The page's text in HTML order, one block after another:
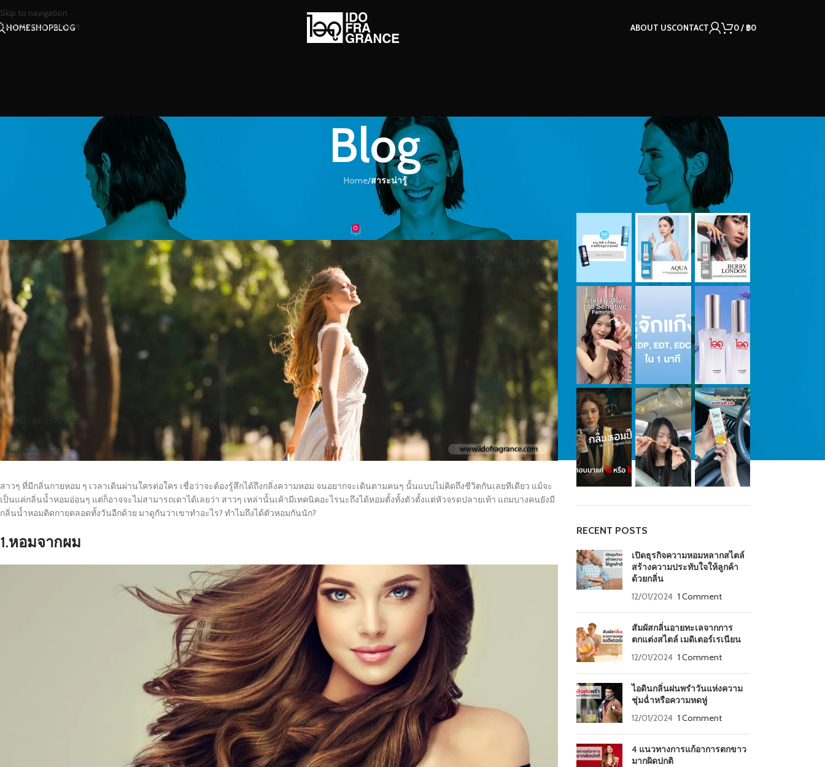
Skip to navigation
Skip to main content
HOMESHOPBLOG ABOUT USCONTACT 0/ ฿0
Blog
Home/สาระน่ารู้
อยากเป็นสาวตัวหอมตลอดทั้งวัน ตั้งแต่หัวจรดปลายเท้า ทำไงดี??!!
0
สาวๆ ที่มีกลิ่นกายหอม ๆ เวลาเดินผ่านใครต่อใคร เชื่อว่าจะต้องรู้สึกได้ถึงกลิ่งความหอม จนอยากจะเดินตามคนๆ นั้นแบบไม่คิดถึงชีวิตกันเลยทีเดียว แม้จะ
เป็นแค่กลิ่นน้ำหอมอ่อนๆ แต่ก็อาจจะไม่สามารถเดาได้เลยว่า สาวๆ เหล่านั้นเค้ามีเทคนิคอะไรนะถึงได้หอมตั้งทั้งตัวตั้งแต่หัวจรดปลายเท้า แถมบางคนยังมี
กลิ่นน้ำหอมติดกายตลอดทั้งวันอีกด้วย มาดูกันว่าเขาทำอะไร? ทำไมถึงได้ตัวหอมกันนัก?
1.หอมจากผม
OUR INSTAGRAM
RECENT POSTS
เปิดธุรกิจความหอมหลากสไตล์
สร้างความประทับใจให้ลูกค้า
ด้วยกลิ่น
12/01/2024 1 Comment
สัมผัสกลิ่นอายทะเลจากการ
ตกแต่งสไตล์ เมดิเตอร์เรเนียน
12/01/2024 1 Comment
ไอดินกลิ่นฝนพรำวันแห่งความ
ชุ่มฉ่ำหรือความหดหู่
12/01/2024 1 Comment
4 แนวทางการแก้อาการตกขาว
มากผิดปกติ